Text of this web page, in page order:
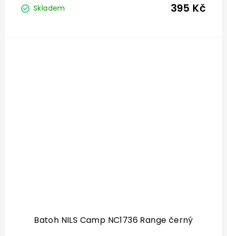
Skladem 395 Kč
Batoh NILS Camp NC1736 Range černý